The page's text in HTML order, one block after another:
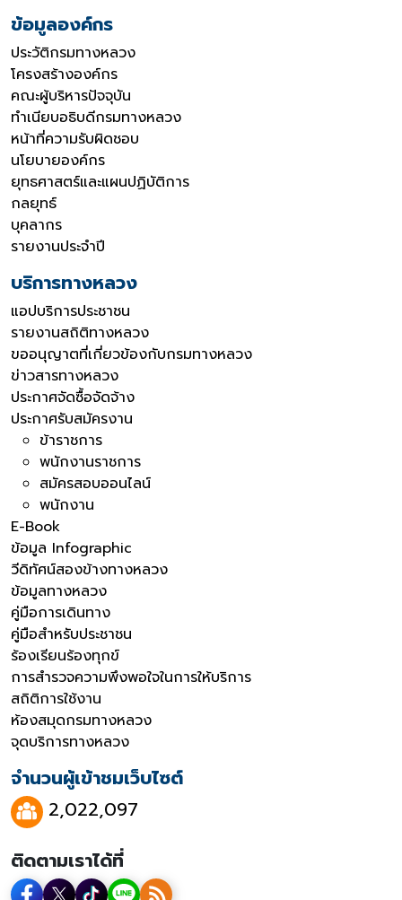
ข้อมูลองค์กร
ประวัติกรมทางหลวง
โครงสร้างองค์กร
คณะผู้บริหารปัจจุบัน
ทำเนียบอธิบดีกรมทางหลวง
หน้าที่ความรับผิดชอบ
นโยบายองค์กร
ยุทธศาสตร์และแผนปฏิบัติการ
กลยุทธ์
บุคลากร
รายงานประจำปี
บริการทางหลวง
แอปบริการประชาชน
รายงานสถิติทางหลวง
ขออนุญาตที่เกี่ยวข้องกับกรมทางหลวง
ข่าวสารทางหลวง
ประกาศจัดซื้อจัดจ้าง
ประกาศรับสมัครงาน
ข้าราชการ
พนักงานราชการ
สมัครสอบออนไลน์
พนักงาน
E-Book
ข้อมูล Infographic
วีดิทัศน์สองข้างทางหลวง
ข้อมูลทางหลวง
คู่มือการเดินทาง
คู่มือสำหรับประชาชน
ร้องเรียนร้องทุกข์
การสำรวจความพึงพอใจในการให้บริการ
สถิติการใช้งาน
ห้องสมุดกรมทางหลวง
จุดบริการทางหลวง
จำนวนผู้เข้าชมเว็บไซต์
2,022,097
ติดตามเราได้ที่